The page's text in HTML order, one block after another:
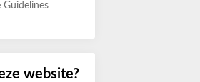
website?